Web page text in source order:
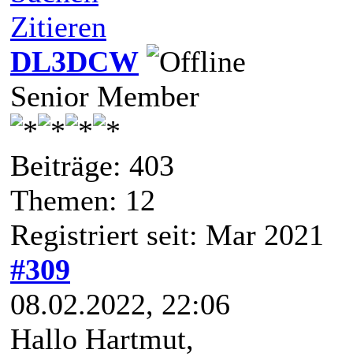
Zitieren
DL3DCW
Senior Member
Beiträge: 403
Themen: 12
Registriert seit: Mar 2021
#309
08.02.2022, 22:06
Hallo Hartmut,